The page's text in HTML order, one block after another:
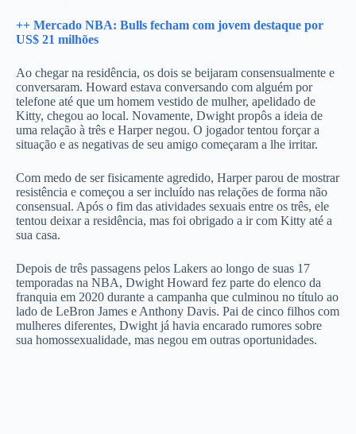
++ Mercado NBA: Bulls fecham com jovem destaque por
US$ 21 milhões
Ao chegar na residência, os dois se beijaram consensualmente e
conversaram. Howard estava conversando com alguém por
telefone até que um homem vestido de mulher, apelidado de
Kitty, chegou ao local. Novamente, Dwight propôs a ideia de
uma relação à três e Harper negou. O jogador tentou forçar a
situação e as negativas de seu amigo começaram a lhe irritar.
Com medo de ser fisicamente agredido, Harper parou de mostrar
resistência e começou a ser incluído nas relações de forma não
consensual. Após o fim das atividades sexuais entre os três, ele
tentou deixar a residência, mas foi obrigado a ir com Kitty até a
sua casa.
Depois de três passagens pelos Lakers ao longo de suas 17
temporadas na NBA, Dwight Howard fez parte do elenco da
franquia em 2020 durante a campanha que culminou no título ao
lado de LeBron James e Anthony Davis. Pai de cinco filhos com
mulheres diferentes, Dwight já havia encarado rumores sobre
sua homossexualidade, mas negou em outras oportunidades.